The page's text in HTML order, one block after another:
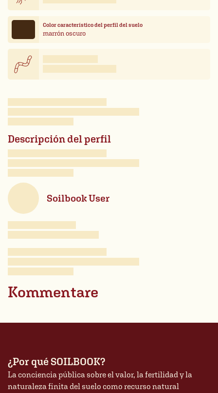
Color característico del perfil del suelo
marrón oscuro
Descripción del perfil
Soilbook User
Kommentare
¿Por qué SOILBOOK?
La conciencia pública sobre el valor, la fertilidad y la
naturaleza finita del suelo como recurso natural